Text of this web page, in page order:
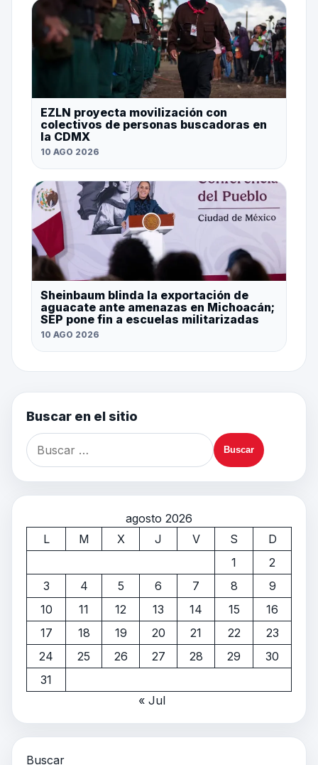
EZLN proyecta movilización con
colectivos de personas buscadoras en
la CDMX
10 AGO 2026
Sheinbaum blinda la exportación de
aguacate ante amenazas en Michoacán;
SEP pone fin a escuelas militarizadas
10 AGO 2026
Buscar en el sitio
agosto 2026
L
M X J V S
D
1
2
3
4 5 6 7 8
9
10
11 12 13 14 15
16
17
18 19 20 21 22
23
24
25 26 27 28 29
30
31
« Jul
Buscar